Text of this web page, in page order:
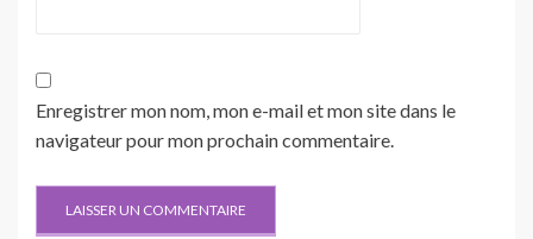
Enregistrer mon nom, mon e-mail et mon site dans le
navigateur pour mon prochain commentaire.